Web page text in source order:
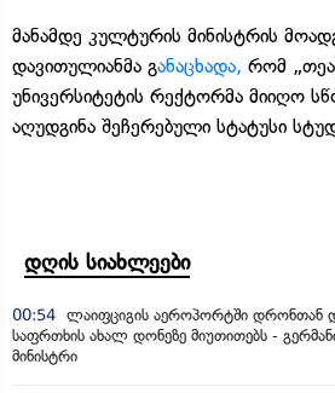
მანამდე კულტურის მინისტრის
დავითულიანმა განაცხადა, რომ
უნივერსიტეტის რექტორმა მიიღო
აღუდგინა შეჩერებული სტატუსი
დღის სიახლეები
00:54 ლაიფციგის აეროპორტში დრონთან
საფრთხის ახალ დონეზე მიუთითებს -
მინისტრი